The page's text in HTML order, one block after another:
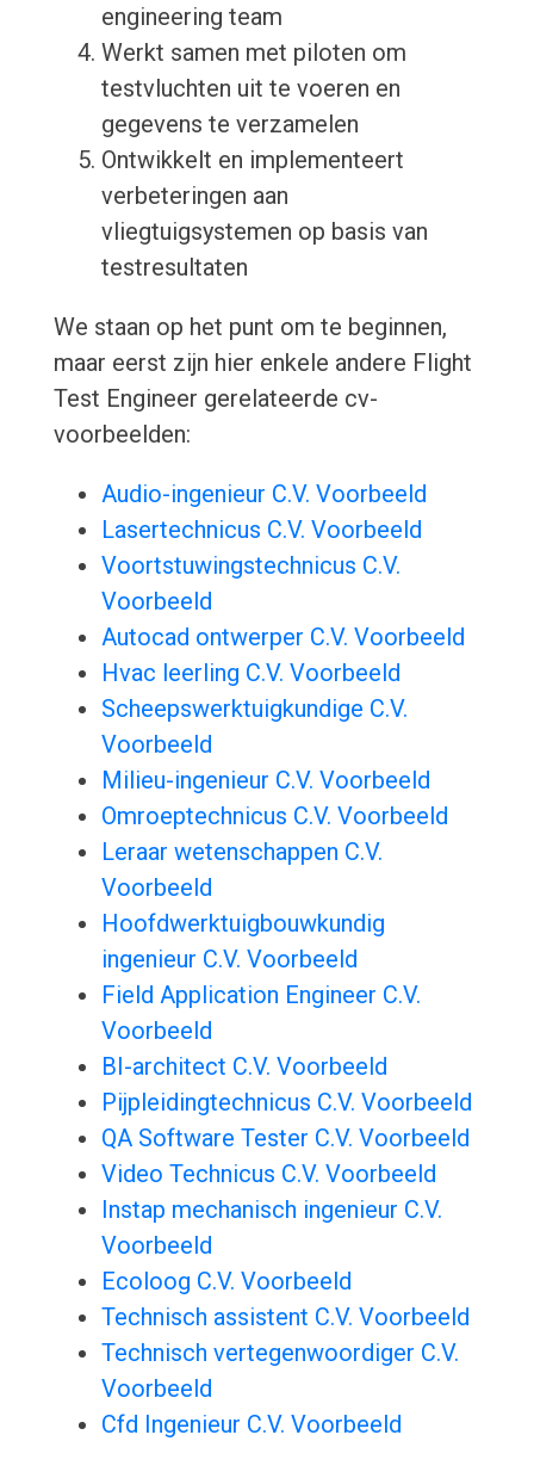
engineering team
Werkt samen met piloten om
testvluchten uit te voeren en
gegevens te verzamelen
Ontwikkelt en implementeert
verbeteringen aan
vliegtuigsystemen op basis van
testresultaten
We staan op het punt om te beginnen,
maar eerst zijn hier enkele andere Flight
Test Engineer gerelateerde cv-
voorbeelden:
Audio-ingenieur C.V. Voorbeeld
Lasertechnicus C.V. Voorbeeld
Voortstuwingstechnicus C.V.
Voorbeeld
Autocad ontwerper C.V. Voorbeeld
Hvac leerling C.V. Voorbeeld
Scheepswerktuigkundige C.V.
Voorbeeld
Milieu-ingenieur C.V. Voorbeeld
Omroeptechnicus C.V. Voorbeeld
Leraar wetenschappen C.V.
Voorbeeld
Hoofdwerktuigbouwkundig
ingenieur C.V. Voorbeeld
Field Application Engineer C.V.
Voorbeeld
BI-architect C.V. Voorbeeld
Pijpleidingtechnicus C.V. Voorbeeld
QA Software Tester C.V. Voorbeeld
Video Technicus C.V. Voorbeeld
Instap mechanisch ingenieur C.V.
Voorbeeld
Ecoloog C.V. Voorbeeld
Technisch assistent C.V. Voorbeeld
Technisch vertegenwoordiger C.V.
Voorbeeld
Cfd Ingenieur C.V. Voorbeeld